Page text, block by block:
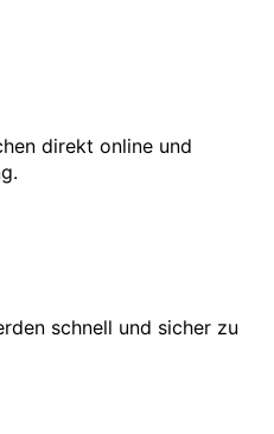
direkt online und
schnell und sicher zu